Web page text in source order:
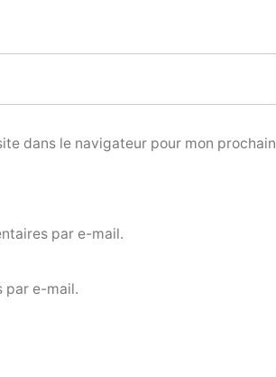
dans le navigateur pour mon prochain
par e-mail.
par e-mail.